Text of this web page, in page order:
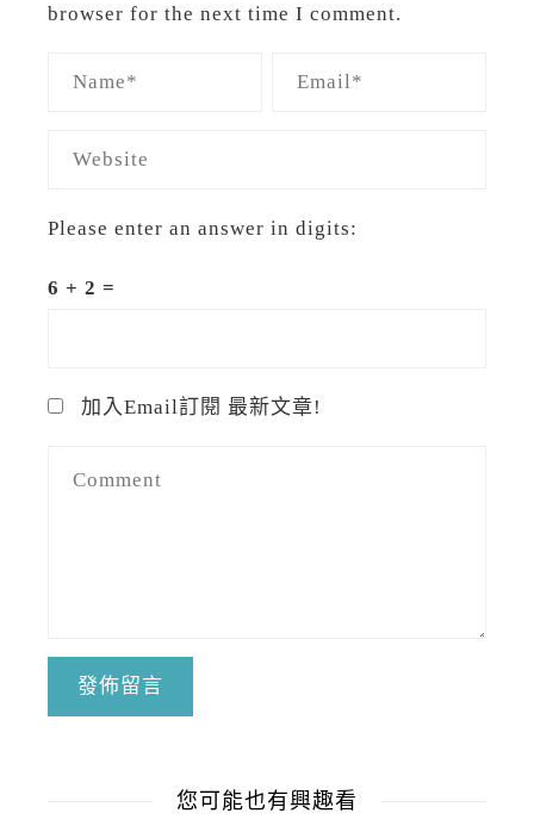
browser for the next time I comment.
Please enter an answer in digits:
6 + 2 =
加入Email訂閱 最新文章!
您可能也有興趣看